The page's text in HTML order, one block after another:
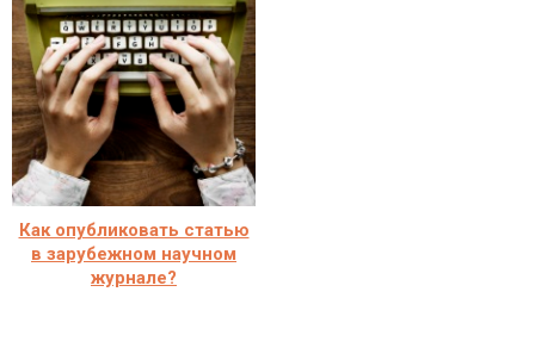
Как опубликовать статью
в зарубежном научном
журнале?